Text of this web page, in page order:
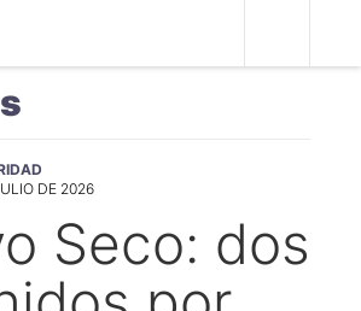
DE 2026
Seco: dos